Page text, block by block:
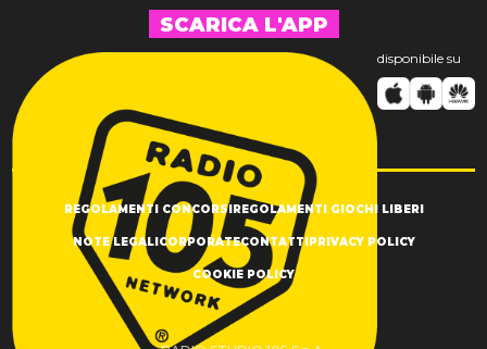
SCARICA L'APP
disponibile su
REGOLAMENTI CONCORSIREGOLAMENTI GIOCHI LIBERI
NOTE LEGALICORPORATECONTATTIPRIVACY POLICY
COOKIE POLICY